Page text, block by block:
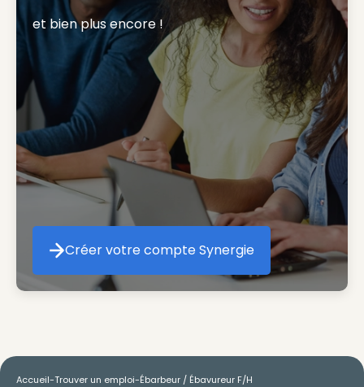
et bien plus encore !
Créer votre compte Synergie
Créer votre compte Synergie
Accueil-Trouver un emploi-Ébarbeur / Ébavureur F/H